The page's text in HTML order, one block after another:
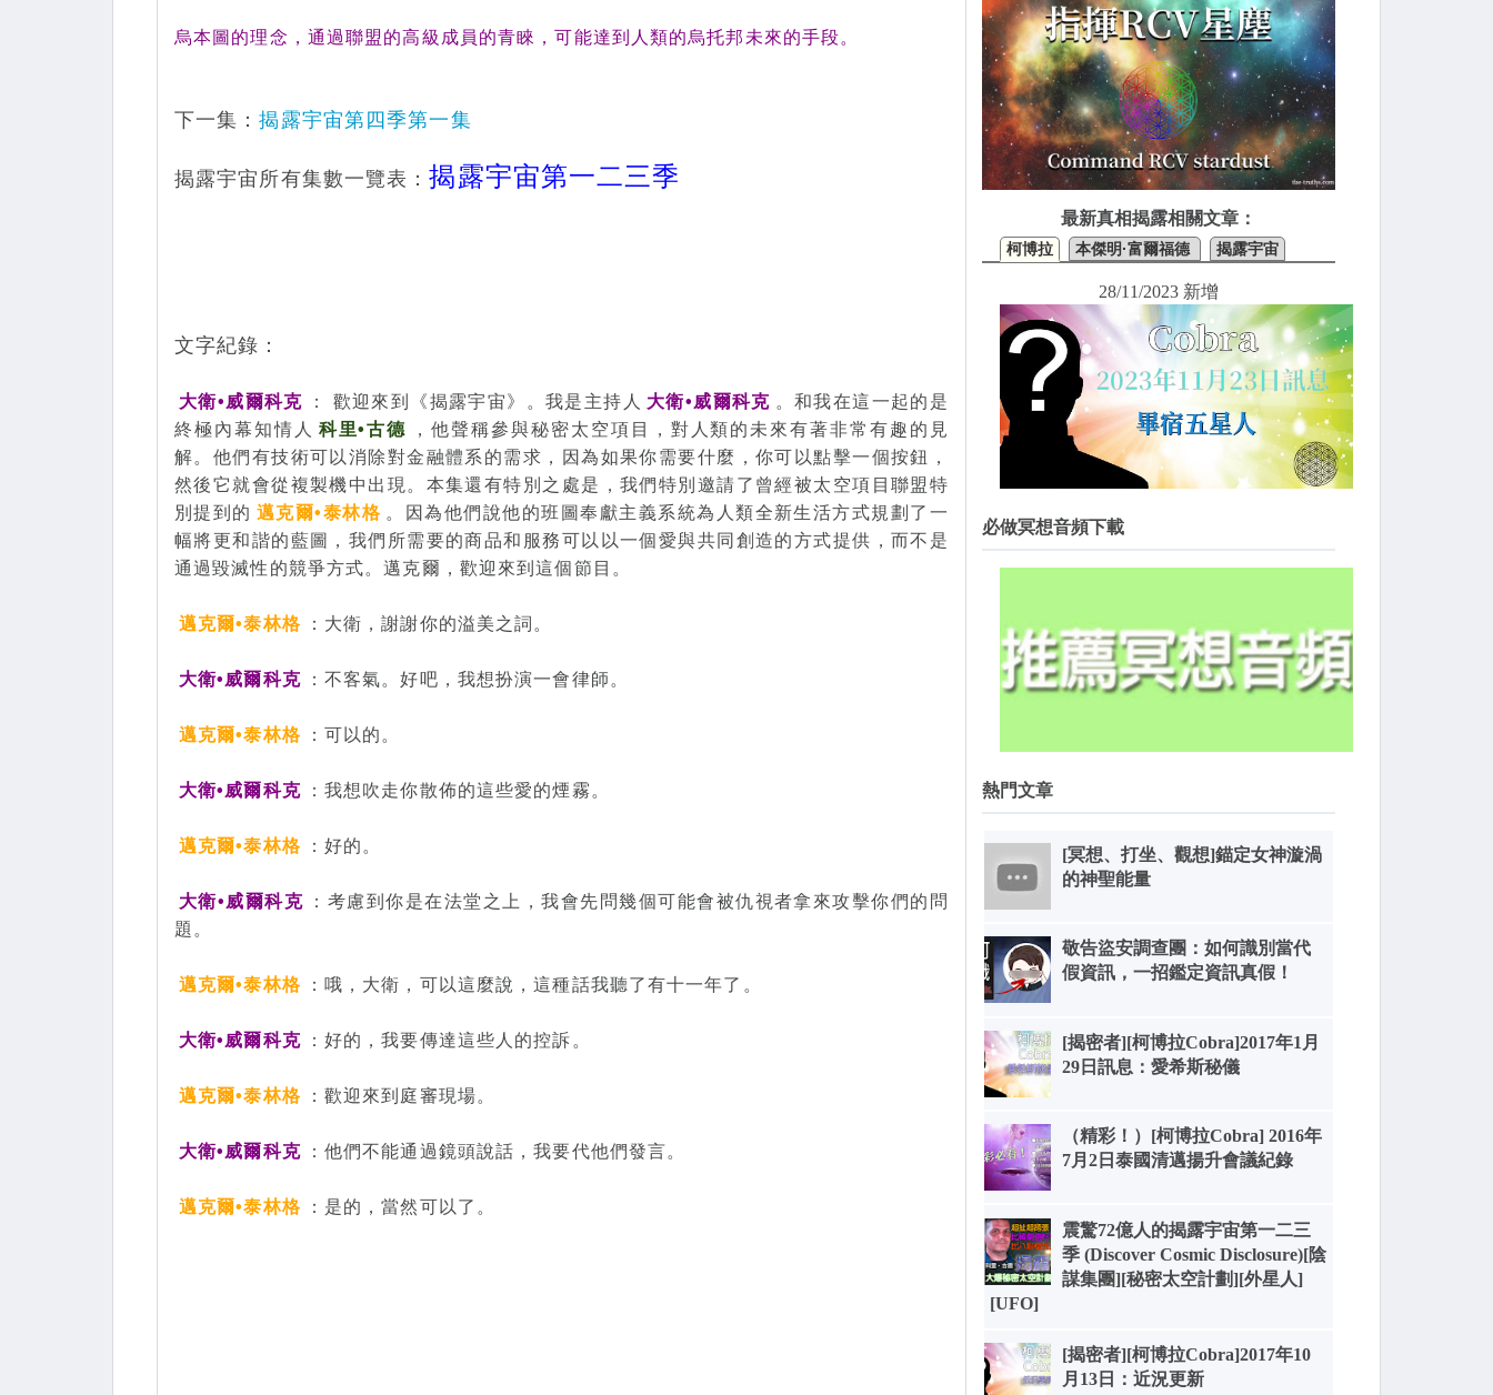
烏本圖的理念，通過聯盟的高級成員的青睞，可能達到人類的烏托邦未來的手段。
下一集：揭露宇宙第四季第一集
揭露宇宙所有集數一覽表：揭露宇宙第一二三季
文字紀錄：
大衛•威爾科克 ： 歡迎來到《揭露宇宙》。我是主持人 大衛•威爾科克 。和我在這一起的是
終極內幕知情人 科里•古德
，他聲稱參與秘密太空項目，對人類的未來有著非常有趣的見
解。他們有技術可以消除對金融體系的需求，因為如果你需要什麼，你可以點擊一個按鈕，
然後它就會從複製機中出現。本集還有特別之處是，我們特別邀請了曾經被太空項目聯盟特
別提到的 邁克爾•泰林格 。因為他們說他的班圖奉獻主義系統為人類全新生活方式規劃了一
幅將更和諧的藍圖，我們所需要的商品和服務可以以一個愛與共同創造的方式提供，而不是
通過毀滅性的競爭方式。邁克爾，歡迎來到這個節目。
邁克爾•泰林格 ：大衛，謝謝你的溢美之詞。
大衛•威爾科克 ：不客氣。好吧，我想扮演一會律師。
邁克爾•泰林格 ：可以的。
大衛•威爾科克 ：我想吹走你散佈的這些愛的煙霧。
邁克爾•泰林格 ：好的。
大衛•威爾科克
：考慮到你是在法堂之上，我會先問幾個可能會被仇視者拿來攻擊你們的問
題。
邁克爾•泰林格 ：哦，大衛，可以這麼說，這種話我聽了有十一年了。
大衛•威爾科克 ：好的，我要傳達這些人的控訴。
邁克爾•泰林格 ：歡迎來到庭審現場。
大衛•威爾科克 ：他們不能通過鏡頭說話，我要代他們發言。
邁克爾•泰林格 ：是的，當然可以了。
最新真相揭露相關文章：
柯博拉 本傑明·富爾福德 揭露宇宙
28/11/2023 新增
必做冥想音頻下載
熱門文章
[冥想、打坐、觀想]錨定女神漩渦
的神聖能量
敬告盜安調查團：如何識別當代
假資訊，一招鑑定資訊真假！
[揭密者][柯博拉Cobra]2017年1月
29日訊息：愛希斯秘儀
（精彩！）[柯博拉Cobra] 2016年
7月2日泰國清邁揚升會議紀錄
震驚72億人的揭露宇宙第一二三
季 (Discover Cosmic Disclosure)[陰
謀集團][秘密太空計劃][外星人]
[UFO]
[揭密者][柯博拉Cobra]2017年10
月13日：近況更新